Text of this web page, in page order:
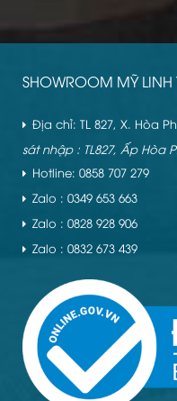
SHOWROOM MỸ LINH
Địa chỉ: TL 827, X. Hòa
sát nhập : TL827, Ấp Hòa
Hotline: 0858 707 279
Zalo : 0349 653 663
Zalo : 0828 928 906
Zalo : 0832 673 439